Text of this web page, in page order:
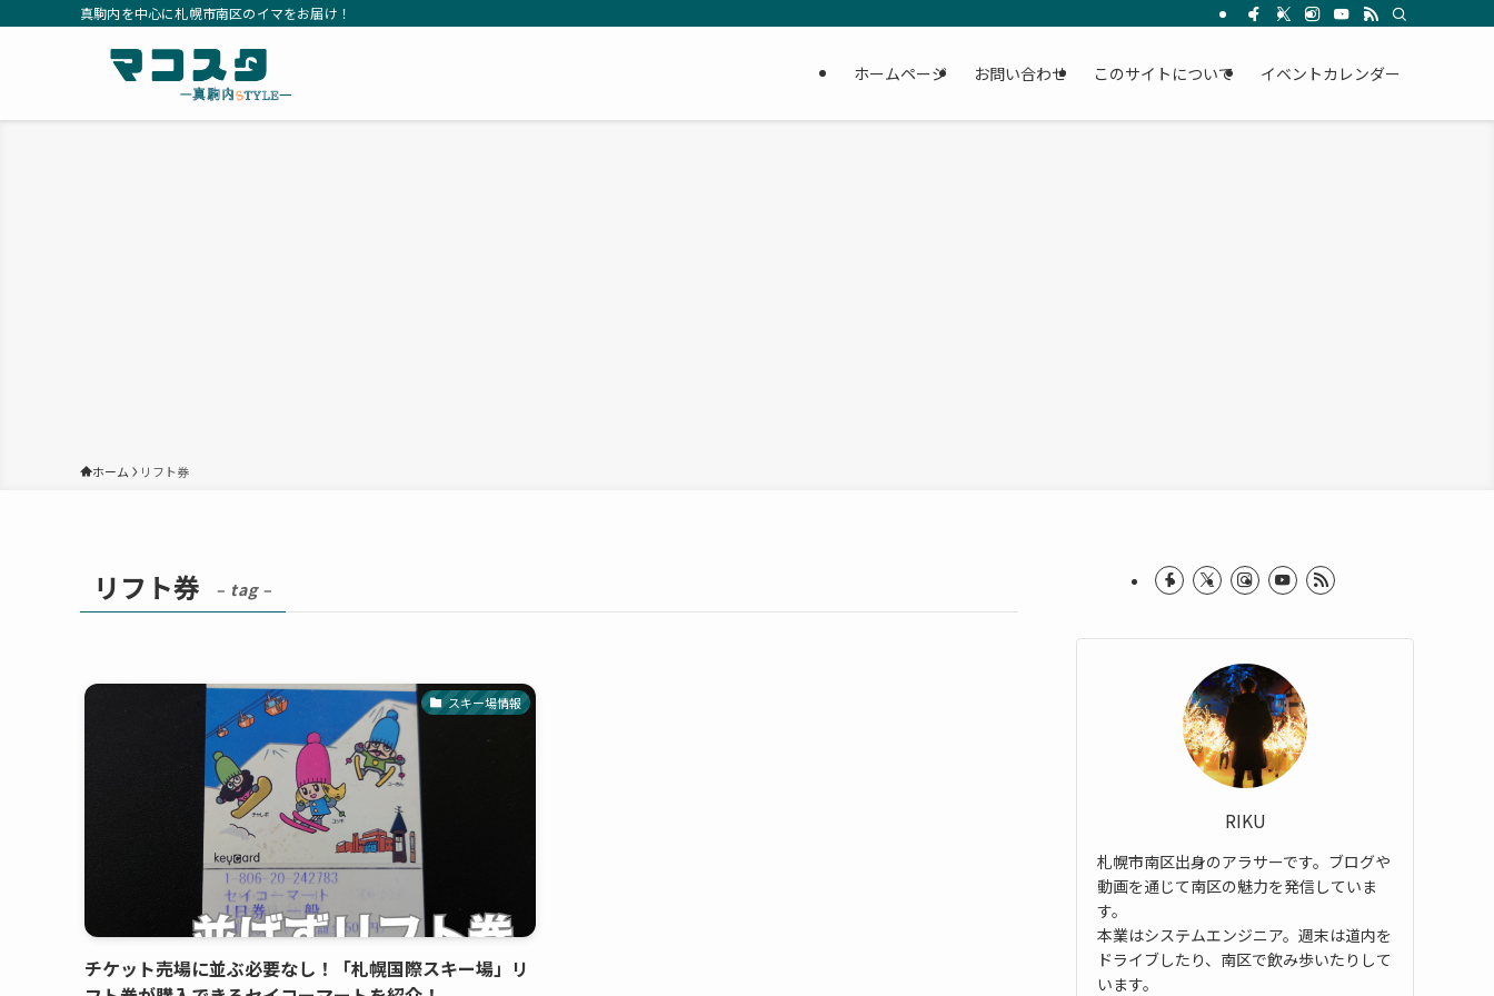
真駒内を中心に札幌市南区のイマをお届け！
ホームページ お問い合わせ このサイトについて イベントカレンダー
ホーム リフト券
リフト券 – tag –
スキー場情報
チケット売場に並ぶ必要なし！「札幌国際スキー場」リ
RIKU
札幌市南区出身のアラサーです。ブログや
動画を通じて南区の魅力を発信していま
す。
本業はシステムエンジニア。週末は道内を
ドライブしたり、南区で飲み歩いたりして
います。